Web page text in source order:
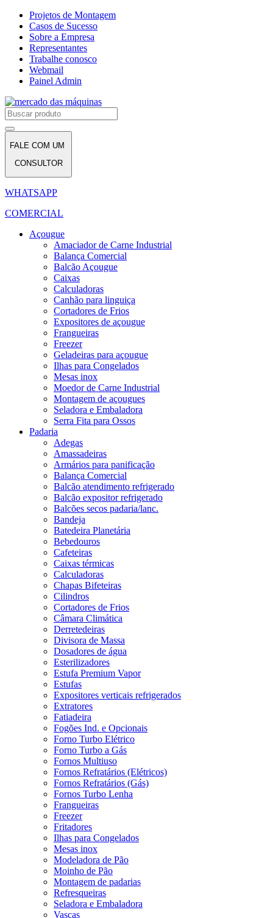
Projetos de Montagem
Casos de Sucesso
Sobre a Empresa
Representantes
Trabalhe conosco
Webmail
Painel Admin
FALE COM UM
CONSULTOR
WHATSAPP
COMERCIAL
Açougue
Amaciador de Carne Industrial
Balança Comercial
Balcão Açougue
Caixas
Calculadoras
Canhão para linguiça
Cortadores de Frios
Expositores de açougue
Frangueiras
Freezer
Geladeiras para açougue
Ilhas para Congelados
Mesas inox
Moedor de Carne Industrial
Montagem de açougues
Seladora e Embaladora
Serra Fita para Ossos
Padaria
Adegas
Amassadeiras
Armários para panificação
Balança Comercial
Balcão atendimento refrigerado
Balcão expositor refrigerado
Balcões secos padaria/lanc.
Bandeja
Batedeira Planetária
Bebedouros
Cafeteiras
Caixas térmicas
Calculadoras
Chapas Bifeteiras
Cilindros
Cortadores de Frios
Câmara Climática
Derretedeiras
Divisora de Massa
Dosadores de água
Esterilizadores
Estufa Premium Vapor
Estufas
Expositores verticais refrigerados
Extratores
Fatiadeira
Fogões Ind. e Opcionais
Forno Turbo Elétrico
Forno Turbo a Gás
Fornos Multiuso
Fornos Refratários (Elétricos)
Fornos Refratários (Gás)
Fornos Turbo Lenha
Frangueiras
Freezer
Fritadores
Ilhas para Congelados
Mesas inox
Modeladora de Pão
Moinho de Pão
Montagem de padarias
Refresqueiras
Seladora e Embaladora
Vascas